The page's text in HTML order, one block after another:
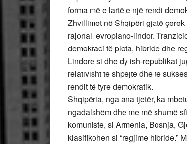
forma më e lartë e një rendi
Zhvillimet në Shqipëri gjatë
rajonal, evropiano-lindor.
demokraci të plota, hibride dhe
Lindore si dhe dy ish-republikat
relativisht të shpejtë dhe të
rendit të tyre demokratik.
Shqipëria, nga ana tjetër, ka
ngadalshëm dhe me më shumë
komuniste, si Armenia, Bosnja,
klasifikohen si “regjime hibride.”